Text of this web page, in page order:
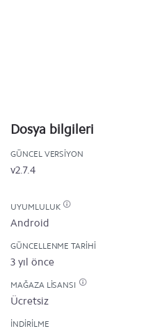
Dosya bilgileri
GÜNCEL VERSIYON
v2.7.4
UYUMLULUK
Android
GÜNCELLENME TARIHI
3 yıl önce
MAĞAZA LISANSI
Ücretsiz
İNDIRILME